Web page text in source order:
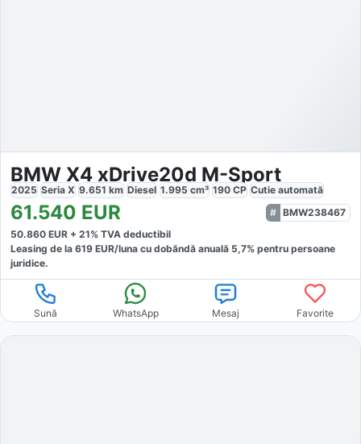
BMW X4 xDrive20d M-Sport
2025 Seria X 9.651 km Diesel 1.995 cm³ 190 CP Cutie automată
61.540 EUR
BMW238467
50.860 EUR + 21% TVA deductibil
Leasing de la 619 EUR/luna cu dobăndă anuală 5,7% pentru persoane
juridice.
Sună WhatsApp Mesaj Favorite